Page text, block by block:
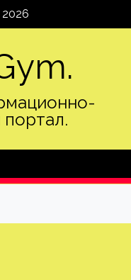
портал.